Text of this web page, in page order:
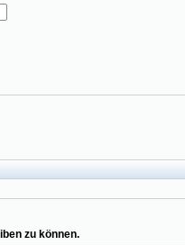
zu können.